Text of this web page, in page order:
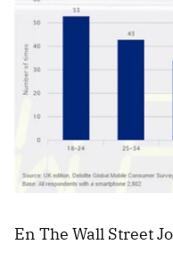
En The Wall Street